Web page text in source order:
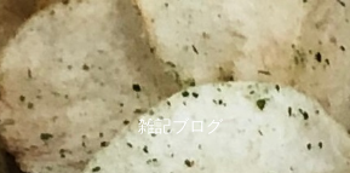
雑記ブログ